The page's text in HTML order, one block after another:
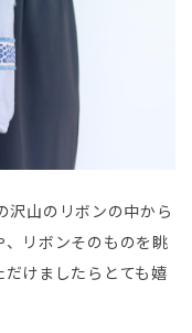
沢山のリボンの中から
、リボンそのものを眺
けましたらとても嬉